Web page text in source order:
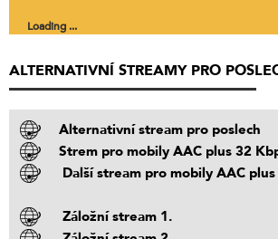
Loading ...
ALTERNATIVNÍ STREAMY PRO
Alternativní stream pro poslech
Strem pro mobily AAC plus 32
Další stream pro mobily AAC
Záložní stream 1.